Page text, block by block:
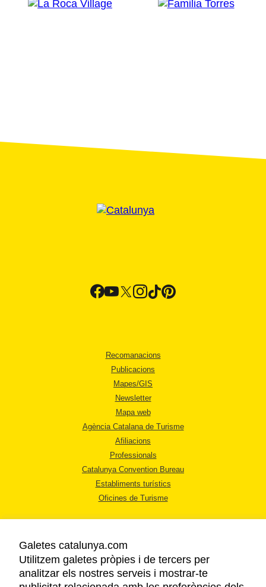
Recomanacions
Publicacions
Mapes/GIS
Newsletter
Mapa web
Agència Catalana de Turisme
Afiliacions
Professionals
Catalunya Convention Bureau
Establiments turístics
Oficines de Turisme
AVÍS LEGAL
Galetes catalunya.com
Utilitzem galetes pròpies i de tercers per
analitzar els nostres serveis i mostrar-te